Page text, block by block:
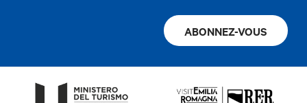
ABONNEZ-VOUS